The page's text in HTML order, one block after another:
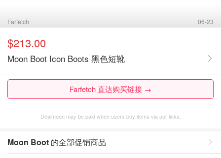
Farfetch 06-23
$213.00
Moon Boot Icon Boots 黑色短靴
Farfetch 直达购买链接 →
Dealmoon may be paid when users buy items via our links.
Moon Boot 的全部促销商品